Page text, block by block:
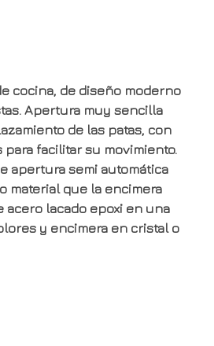
cocina, de diseño moderno
Apertura muy sencilla
de las patas, con
para facilitar su movimiento.
apertura semi automática
material que la encimera
acero lacado epoxi en una
y encimera en cristal o